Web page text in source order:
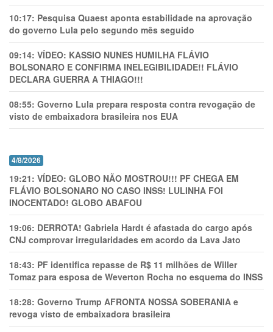
10:17: Pesquisa Quaest aponta estabilidade na aprovação
do governo Lula pelo segundo mês seguido
09:14: VÍDEO: KASSIO NUNES HUMlLHA FLÁVIO
BOLSONARO E CONFIRMA INELEGIBILIDADE!! FLÁVIO
DECLARA GUERRA A THIAGO!!!
08:55: Governo Lula prepara resposta contra revogação de
visto de embaixadora brasileira nos EUA
4/8/2026
19:21: VÍDEO: GLOBO NÃO MOSTROU!!! PF CHEGA EM
FLÁVIO BOLSONARO NO CASO INSS! LULINHA FOI
INOCENTADO! GLOBO ABAFOU
19:06: DERROTA! Gabriela Hardt é afastada do cargo após
CNJ comprovar irregularidades em acordo da Lava Jato
18:43: PF identifica repasse de R$ 11 milhões de Willer
Tomaz para esposa de Weverton Rocha no esquema do INSS
18:28: Governo Trump AFRONTA NOSSA SOBERANIA e
revoga visto de embaixadora brasileira